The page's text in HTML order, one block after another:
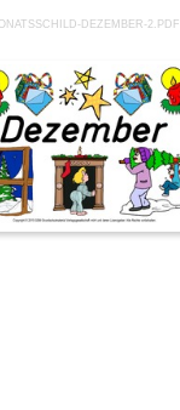
DEZEMBER-2.PDF